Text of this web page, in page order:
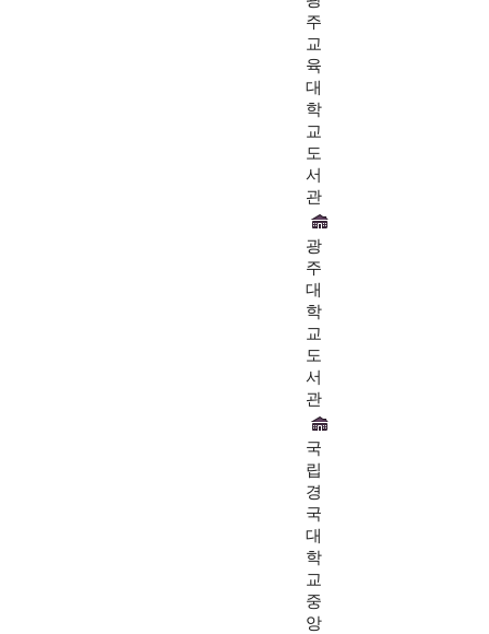
주
교
육
대
학
교
도
서
관
광
주
대
학
교
도
서
관
국
립
경
국
대
학
교
중
앙